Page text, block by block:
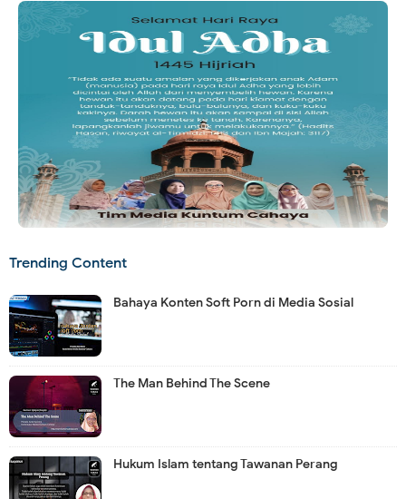
Trending Content
Bahaya Konten Soft Porn di Media Sosial
The Man Behind The Scene
Hukum Islam tentang Tawanan Perang